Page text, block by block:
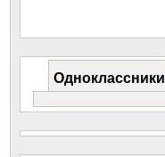
Одноклассники